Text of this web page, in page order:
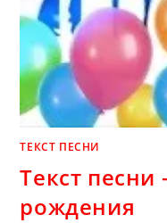
ТЕКСТ ПЕСНИ
Текст
рождения